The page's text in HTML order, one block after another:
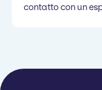
contatto con un